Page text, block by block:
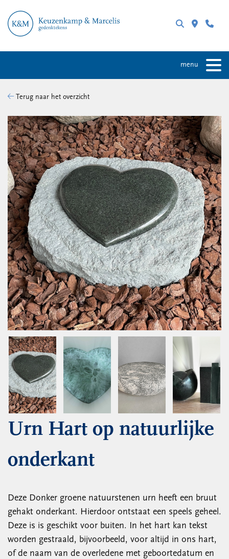
menu
Terug naar het overzicht
Urn Hart op natuurlijke
onderkant
Deze Donker groene natuurstenen urn heeft een bruut
gehakt onderkant. Hierdoor ontstaat een speels geheel.
Deze is is geschikt voor buiten. In het hart kan tekst
worden gestraald, bijvoorbeeld, voor altijd in ons hart,
of de naam van de overledene met geboortedatum en